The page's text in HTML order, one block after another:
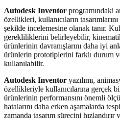
Autodesk Inventor programındaki
özellikleri, kullanıcıların
şekilde incelemesine olanak tanır.
gerekliliklerini belirleyebilir,
ürünlerinin davranışlarını daha iyi
ürünlerin prototiplerini farklı durum
kullanılabilir.
Autodesk Inventor yazılımı,
özellikleriyle kullanıcılarına gerçek
ürünlerinin performansını önemli
hatalarını daha erken aşamalarda
zamanda tasarım sürecini